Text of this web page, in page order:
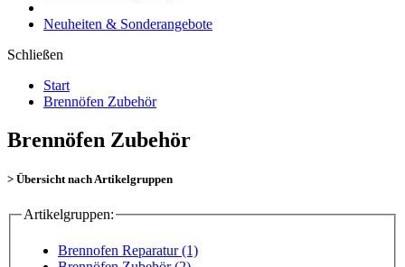
Neuheiten & Sonderangebote
Schließen
Start
Brennöfen Zubehör
Brennöfen Zubehör
> Übersicht nach Artikelgruppen
Artikelgruppen:
Brennofen Reparatur (1)